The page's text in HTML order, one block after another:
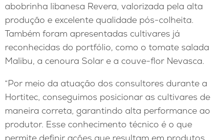
abobrinha libanesa Revera, valorizada pela alta
produção e excelente qualidade pós-colheita.
Também foram apresentadas cultivares já
reconhecidas do portfólio, como o tomate salada
Malibu, a cenoura Solar e a couve-flor Nevasca.
“Por meio da atuação dos consultores durante a
Hortitec, conseguimos posicionar as cultivares de
maneira correta, garantindo alta performance ao
produtor. Esse conhecimento técnico é o que
permite definir ações que resultam em produtos